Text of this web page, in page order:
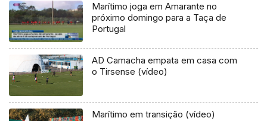
Marítimo joga em Amarante no
próximo domingo para a Taça de
Portugal
AD Camacha empata em casa com
o Tirsense (vídeo)
Marítimo em transição (vídeo)